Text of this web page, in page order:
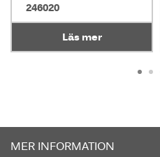
246020
Läs mer
MER INFORMATION